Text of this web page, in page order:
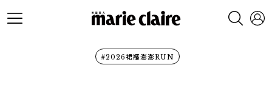
#2026裙襬澎澎RUN